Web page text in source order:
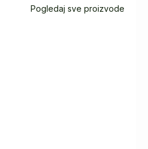
Pogledaj sve proizvode